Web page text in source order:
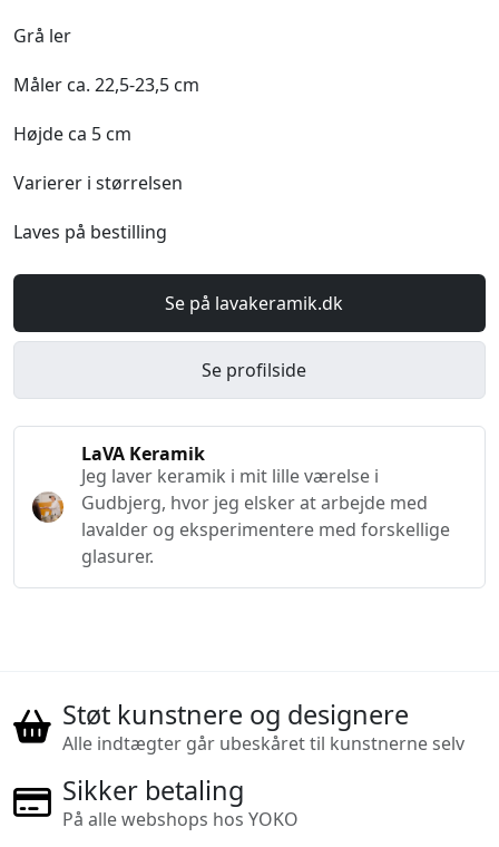
Grå ler
Måler ca. 22,5-23,5 cm
Højde ca 5 cm
Varierer i størrelsen
Laves på bestilling
Se på lavakeramik.dk
Se profilside
LaVA Keramik
Jeg laver keramik i mit lille værelse i
Gudbjerg, hvor jeg elsker at arbejde med
lavalder og eksperimentere med forskellige
glasurer.
Støt kunstnere og designere
Alle indtægter går ubeskåret til kunstnerne selv
Sikker betaling
På alle webshops hos YOKO